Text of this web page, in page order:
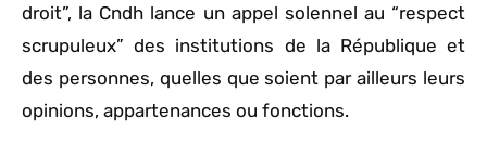
droit”, la Cndh lance un appel solennel au “respect
scrupuleux” des institutions de la République et
des personnes, quelles que soient par ailleurs leurs
opinions, appartenances ou fonctions.